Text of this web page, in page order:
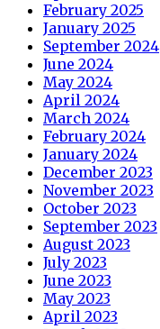
February 2025
January 2025
September 2024
June 2024
May 2024
April 2024
March 2024
February 2024
January 2024
December 2023
November 2023
October 2023
September 2023
August 2023
July 2023
June 2023
May 2023
April 2023